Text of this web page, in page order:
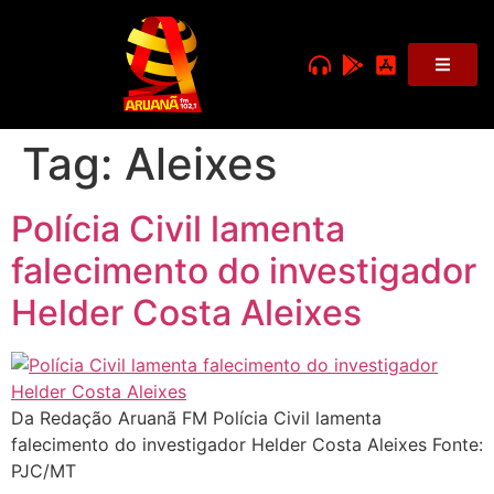
Tag: Aleixes
Polícia Civil lamenta
falecimento do investigador
Helder Costa Aleixes
Da Redação Aruanã FM Polícia Civil lamenta
falecimento do investigador Helder Costa Aleixes Fonte:
PJC/MT